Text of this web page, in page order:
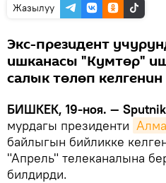
Жазылуу
Экс-президент
ишканасы "Кумтөр"
салык төлөп
БИШКЕК, 19-ноя. —
мурдагы президенти
байлыгын бийликке
"Апрель" телеканалына
билдирди.